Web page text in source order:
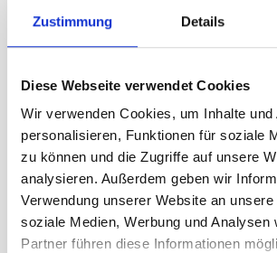
Zustimmung Details
Diese Webseite verwendet Cookies
Wir verwenden Cookies, um Inhalte und
personalisieren, Funktionen für soziale
zu können und die Zugriffe auf unsere
analysieren. Außerdem geben wir
Verwendung unserer Website an
soziale Medien, Werbung und Analysen
Partner führen diese Informationen
Schweizerflagge für
Fahnenmasten und
Aussenbereich
Aussenbereich ist speziell dafür
entwickelt, auch bei wechselnden
Farbintensität zu behalten.
Hochwertige Materialien sorgen dafür,
dass die Fahne auch beiSonne, Wind
und Regen lange in bestem Zustand
bleibt.